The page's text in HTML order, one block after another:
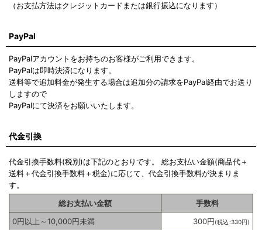
（お支払方法はクレジットカードまたは銀行振込になります）
PayPal
PayPalアカウントをお持ちのお客様がご利用できます。
PayPalは即時決済になります。
送料等で追加料金が発生する場合は追加分の請求をPayPal経由でお送り
しますので
PayPalにて決済をお願いいたします。
代金引換
代金引換手数料(税別)は下記のとおりです。 総お支払い金額(商品代＋
送料＋代金引換手数料＋税金)に応じて、代金引換手数料が決まりま
す。
総お支払い金額
手数料
0円以上～10,000円未満 300円(税込:330円)